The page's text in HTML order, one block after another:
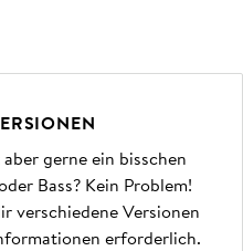
gerne ein bisschen
Bass? Kein Problem!
verschiedene Versionen
erforderlich.